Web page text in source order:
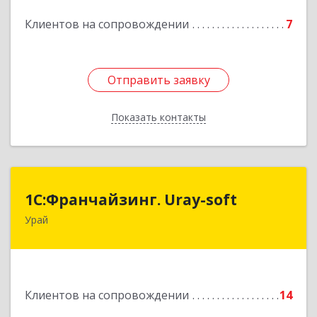
Клиентов на сопровождении 7
Отправить заявку
Показать контакты
Отправить заявку
Назад
1С:Франчайзинг. Uray-soft
Урай
Клиентов на сопровождении 14
1С:Франчайзинг. Uray-soft
628284, Ханты-Мансийский Автономный округ